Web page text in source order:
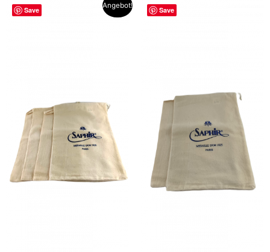
Save
Angebot!
Preis
Save